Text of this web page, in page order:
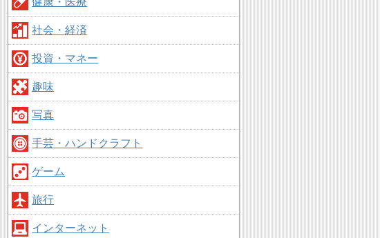
社会・経済
投資・マネー
趣味
写真
手芸・ハンドクラフト
ゲーム
旅行
インターネット